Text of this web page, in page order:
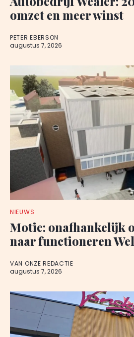
omzet en meer winst
PETER EBERSON
augustus 7, 2026
NIEUWS
Motie: onafhankelijk
naar functioneren
VAN ONZE REDACTIE
augustus 7, 2026